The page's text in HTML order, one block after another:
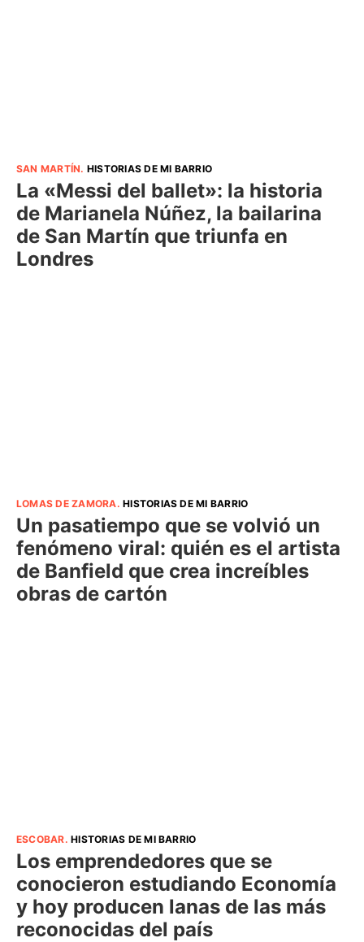
SAN MARTÍN. HISTORIAS DE MI BARRIO
La «Messi del ballet»: la historia
de Marianela Núñez, la bailarina
de San Martín que triunfa en
Londres
LOMAS DE ZAMORA.HISTORIAS DE MI BARRIO
Un pasatiempo que se volvió un
fenómeno viral: quién es el artista
de Banfield que crea increíbles
obras de cartón
ESCOBAR.HISTORIAS DE MI BARRIO
Los emprendedores que se
conocieron estudiando Economía
y hoy producen lanas de las más
reconocidas del país